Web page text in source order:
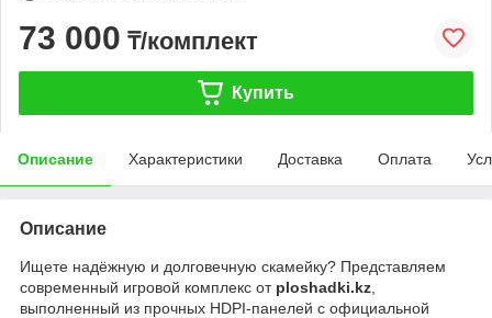
73 000 ₸/комплект
Купить
Описание Характеристики Доставка Оплата
Описание
Ищете надёжную и долговечную скамейку? Представляем
современный игровой комплекс от ploshadki.kz
выполненный из прочных HDPI-панелей с официальной